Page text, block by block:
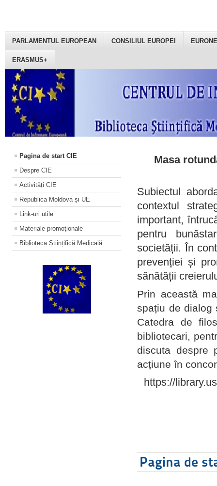
PARLAMENTUL EUROPEAN CONSILIUL EUROPEI
ERASMUS+
Pagina de start CIE
Despre CIE
Activități CIE
Republica Moldova și UE
Link-uri utile
Materiale promoţionale
Biblioteca Științifică Medicală
Masa
Subiectul
contextul
important,
pentru
societății. În
prevenției și
sănătății
Prin această
spațiu de dialog
Catedra de
bibliotecari,
discuta despre
acțiune în
https://
Pagina de